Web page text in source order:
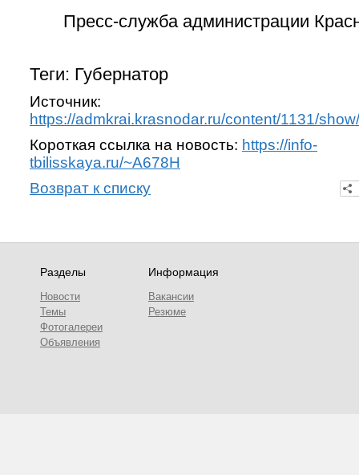
Пресс-служба администрации
Теги: Губернатор
Источник:
https://admkrai.krasnodar.ru/content/1131/
Короткая ссылка на новость: https://info-
tbilisskaya.ru/~A678H
Возврат к списку
Разделы
Новости
Темы
Фотогалереи
Объявления
Информация
Вакансии
Резюме